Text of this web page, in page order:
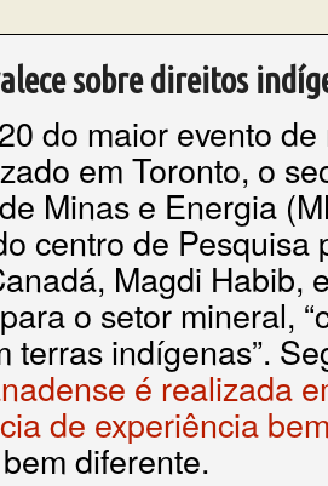
sobre direitos
do maior evento
em Toronto, o
Minas e Energia
centro de Pesquisa
Magdi Habib,
o setor mineral,
terras indígenas”.
é realizada
de experiência
diferente.